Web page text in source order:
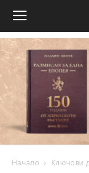
Начало Ключови